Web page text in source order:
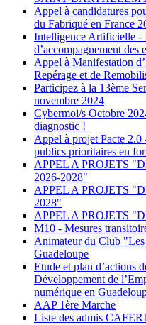
Appel à candidatures
du Fabriqué en France
Intelligence Artificielle -
d’accompagnement des
Appel à Manifestation
Repérage et de
Participez à la 13ème
novembre 2024
Cybermoi/s Octobre
diagnostic !
Appel à projet Pacte
publics prioritaires en
APPEL A PROJETS
2026-2028"
APPEL A PROJETS
2028"
APPEL A PROJETS
M10 - Mesures
Animateur du Club "Les
Guadeloupe
Etude et plan d’actions
Développement de
numérique en
AAP 1ère Marche
Liste des admis